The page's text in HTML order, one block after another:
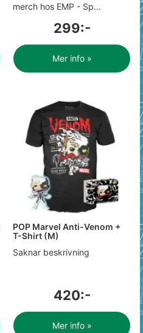
merch hos EMP - Sp...
299:-
Mer info »
POP Marvel Anti-Venom +
T-Shirt (M)
Saknar beskrivning
420:-
Mer info »